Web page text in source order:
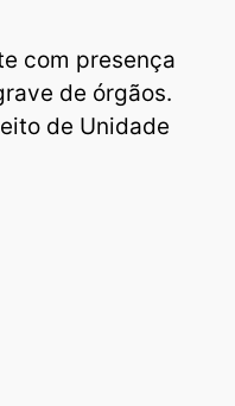
com presença
de órgãos.
de Unidade